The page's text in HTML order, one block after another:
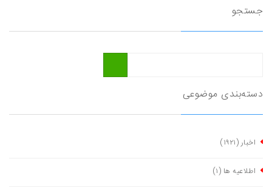
جستجو
دسته‌بندی موضوعی
اخبار(١٩٢١)
اطلاعیه ها (١)